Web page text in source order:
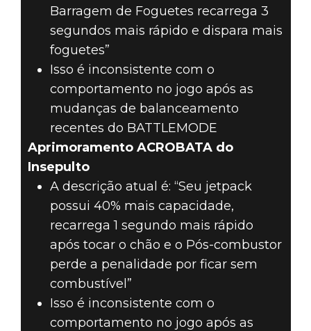
Barragem de Foguetes recarrega 3
segundos mais rápido e dispara mais
foguetes”
Isso é inconsistente com o
comportamento no jogo após as
mudanças de balanceamento
recentes do BATTLEMODE
Aprimoramento ACROBATA do
Insepulto
A descrição atual é: “Seu jetpack
possui 40% mais capacidade,
recarrega 1 segundo mais rápido
após tocar o chão e o Pós-combustor
perde a penalidade por ficar sem
combustível”
Isso é inconsistente com o
comportamento no jogo após as